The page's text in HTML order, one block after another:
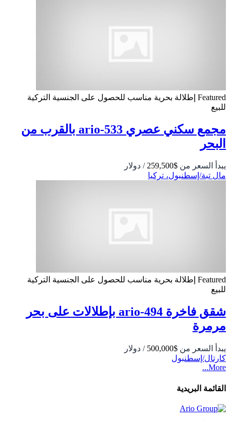
Featured إطلالة بحرية مناسب للحصول على الجنسية التركية
للبيع
مجمع سكني عصري 533-ario بالقرب من
البحر
يبدأ السعر من $259,500
/ دولار
مال تبة/إسطنبول، تركيا
Featured إطلالة بحرية مناسب للحصول على الجنسية التركية
للبيع
شقق فاخرة 494-ario بإطلالات على بحر
مرمرة
يبدأ السعر من $500,000
/ دولار
كارتال/إسطنبول
More...
القائمة البريدية